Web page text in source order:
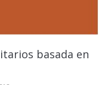
basada en